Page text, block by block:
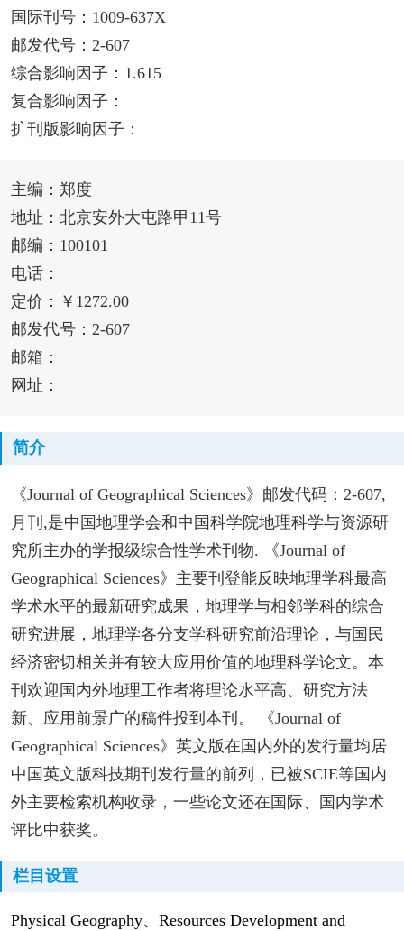
国际刊号：1009-637X
邮发代号：2-607
综合影响因子：1.615
复合影响因子：
扩刊版影响因子：
主编：郑度
地址：北京安外大屯路甲11号
邮编：100101
电话：
定价：￥1272.00
邮发代号：2-607
邮箱：
网址：
简介
《Journal of Geographical Sciences》邮发代码：2-607,
月刊,是中国地理学会和中国科学院地理科学与资源研
究所主办的学报级综合性学术刊物. 《Journal of
Geographical Sciences》主要刊登能反映地理学科最高
学术水平的最新研究成果，地理学与相邻学科的综合
研究进展，地理学各分支学科研究前沿理论，与国民
经济密切相关并有较大应用价值的地理科学论文。本
刊欢迎国内外地理工作者将理论水平高、研究方法
新、应用前景广的稿件投到本刊。 《Journal of
Geographical Sciences》英文版在国内外的发行量均居
中国英文版科技期刊发行量的前列，已被SCIE等国内
外主要检索机构收录，一些论文还在国际、国内学术
评比中获奖。
栏目设置
Physical Geography、Resources Development and